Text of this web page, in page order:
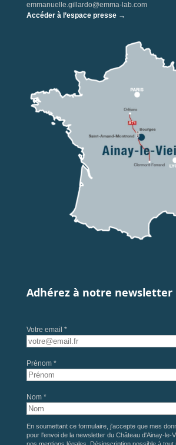
emmanuelle.gillardo@emma-lab.com
Accéder à l’espace presse →
Adhérez à notre newsletter
Votre email *
Prénom *
Nom *
En soumettant ce formulaire, j'accepte que mes
pour l'envoi de la newsletter du Château d'Ainay-le-